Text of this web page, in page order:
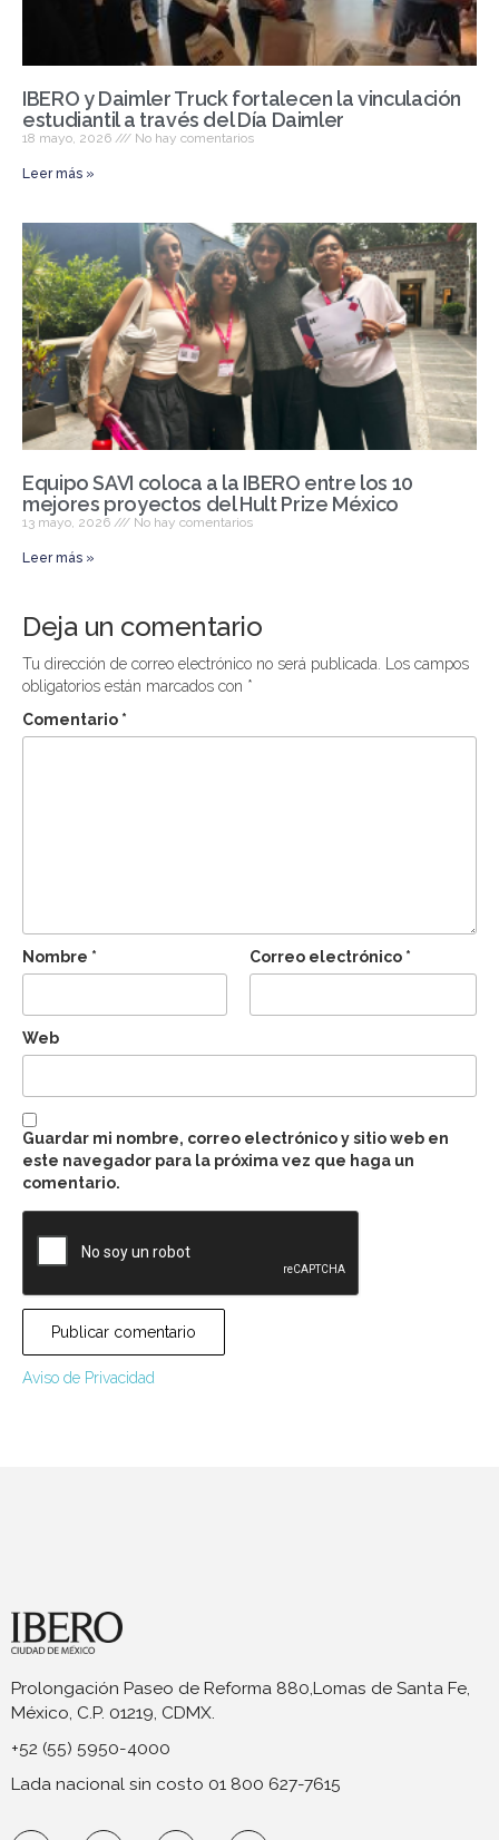
IBERO y Daimler Truck fortalecen la vinculación
estudiantil a través del Día Daimler
18 mayo, 2026 No hay comentarios
Leer más »
Equipo SAVI coloca a la IBERO entre los 10
mejores proyectos del Hult Prize México
13 mayo, 2026 No hay comentarios
Leer más »
Deja un comentario
Tu dirección de correo electrónico no será publicada.
Los campos
obligatorios están marcados con *
Comentario *
Nombre * Correo electrónico *
Web
Guardar mi nombre, correo electrónico y sitio web en
este navegador para la próxima vez que haga un
comentario.
Aviso de Privacidad
Prolongación Paseo de Reforma 880,Lomas de Santa Fe,
México, C.P. 01219, CDMX.
+52 (55) 5950-4000
Lada nacional sin costo 01 800 627-7615